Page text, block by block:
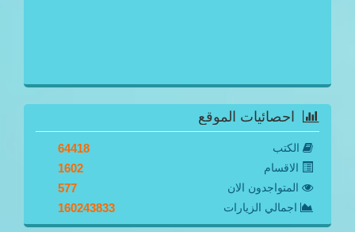
احصائيات الموقع
الكتب 64418
الاقسام 1602
المتواجدون الان 577
اجمالي الزيارات 160243833